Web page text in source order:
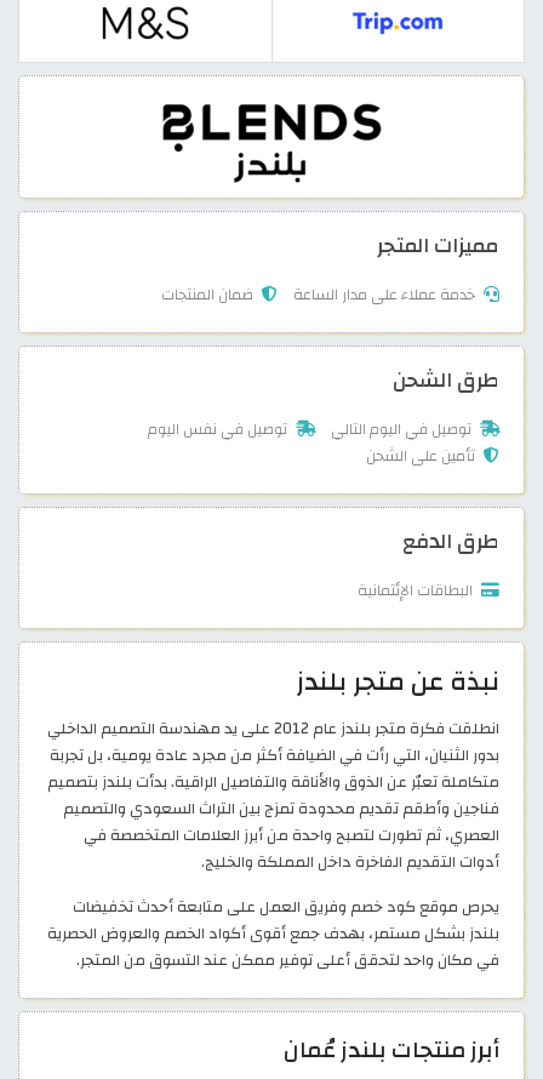
مميزات المتجر
خدمة عملاء على مدار الساعة ضمان المنتجات
طرق الشحن
توصيل في اليوم التالي
توصيل في نفس اليوم
تأمين على الشحن
طرق الدفع
البطاقات الإئتمانية
نبذة عن متجر بلندز
انطلقت فكرة متجر بلندز عام 2012 على يد مهندسة التصميم الداخلي
بدور الثنيان، التي رأت في الضيافة أكثر من مجرد عادة يومية، بل تجربة
متكاملة تعبّر عن الذوق والأناقة والتفاصيل الراقية. بدأت بلندز بتصميم
فناجين وأطقم تقديم محدودة تمزج بين التراث السعودي والتصميم
العصري، ثم تطورت لتصبح واحدة من أبرز العلامات المتخصصة في
أدوات التقديم الفاخرة داخل المملكة والخليج.
يحرص موقع كود خصم وفريق العمل على متابعة أحدث تخفيضات
بلندز بشكل مستمر، بهدف جمع أقوى أكواد الخصم والعروض الحصرية
في مكان واحد لتحقق أعلى توفير ممكن عند التسوق من المتجر.
أبرز منتجات بلندز عُمان